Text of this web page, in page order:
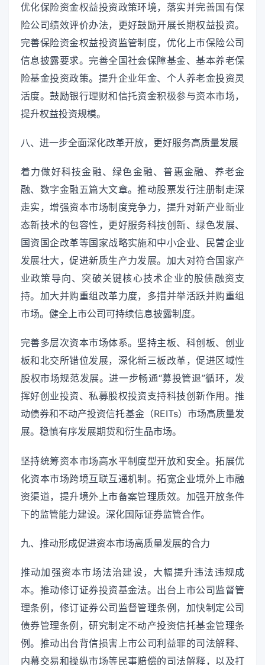
优化保险资金权益投资政策环境，落实并完善国有保
险公司绩效评价办法，更好鼓励开展长期权益投资。
完善保险资金权益投资监管制度，优化上市保险公司
信息披露要求。完善全国社会保障基金、基本养老保
险基金投资政策。提升企业年金、个人养老金投资灵
活度。鼓励银行理财和信托资金积极参与资本市场，
提升权益投资规模。
八、进一步全面深化改革开放，更好服务高质量发展
着力做好科技金融、绿色金融、普惠金融、养老金
融、数字金融五篇大文章。推动股票发行注册制走深
走实，增强资本市场制度竞争力，提升对新产业新业
态新技术的包容性，更好服务科技创新、绿色发展、
国资国企改革等国家战略实施和中小企业、民营企业
发展壮大，促进新质生产力发展。加大对符合国家产
业政策导向、突破关键核心技术企业的股债融资支
持。加大并购重组改革力度，多措并举活跃并购重组
市场。健全上市公司可持续信息披露制度。
完善多层次资本市场体系。坚持主板、科创板、创业
板和北交所错位发展，深化新三板改革，促进区域性
股权市场规范发展。进一步畅通“募投管退”循环，发
挥好创业投资、私募股权投资支持科技创新作用。推
动债券和不动产投资信托基金（REITs）市场高质量发
展。稳慎有序发展期货和衍生品市场。
坚持统筹资本市场高水平制度型开放和安全。拓展优
化资本市场跨境互联互通机制。拓宽企业境外上市融
资渠道，提升境外上市备案管理质效。加强开放条件
下的监管能力建设。深化国际证券监管合作。
九、推动形成促进资本市场高质量发展的合力
推动加强资本市场法治建设，大幅提升违法违规成
本。推动修订证券投资基金法。出台上市公司监督管
理条例，修订证券公司监督管理条例，加快制定公司
债券管理条例，研究制定不动产投资信托基金管理条
例。推动出台背信损害上市公司利益罪的司法解释、
内幕交易和操纵市场等民事赔偿的司法解释，以及打